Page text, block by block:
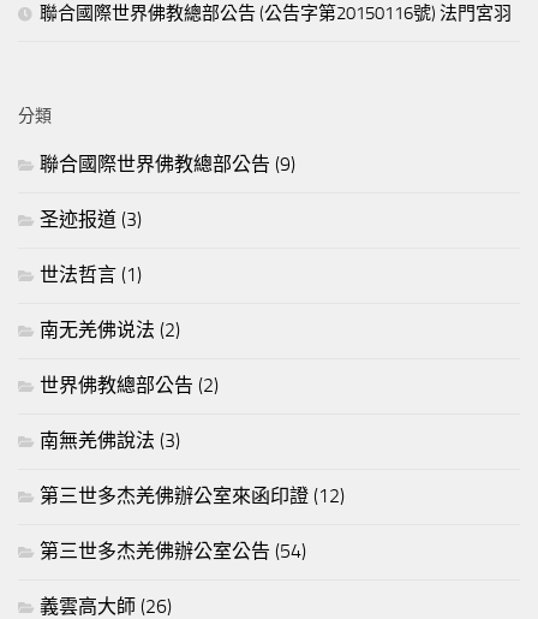
聯合國際世界佛教總部公告 (公告字第20150116號) 法門宮羽
分類
聯合國際世界佛教總部公告 (9)
圣迹报道 (3)
世法哲言 (1)
南无羌佛说法 (2)
世界佛教總部公告 (2)
南無羌佛說法 (3)
第三世多杰羌佛辦公室來函印證 (12)
第三世多杰羌佛辦公室公告 (54)
義雲高大師 (26)